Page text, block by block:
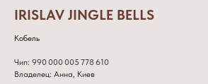
IRISLAV JINGLE BELLS
Кобель
Чип: 990 000 005 778 610
Владелец: Анна, Киев